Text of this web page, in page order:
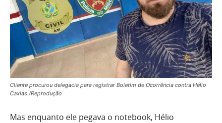
Cliente procurou delegacia para registrar Boletim de Ocorrência contra Hélio
Caxias /Reprodução
Mas enquanto ele pegava o notebook, Hélio